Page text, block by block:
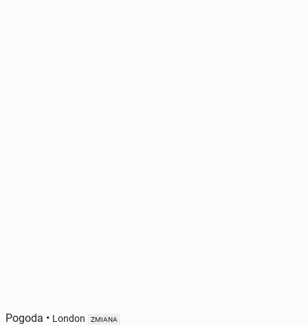
Pogoda • London ZMIANA